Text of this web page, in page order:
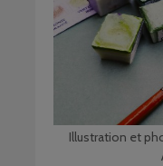
Illustration et